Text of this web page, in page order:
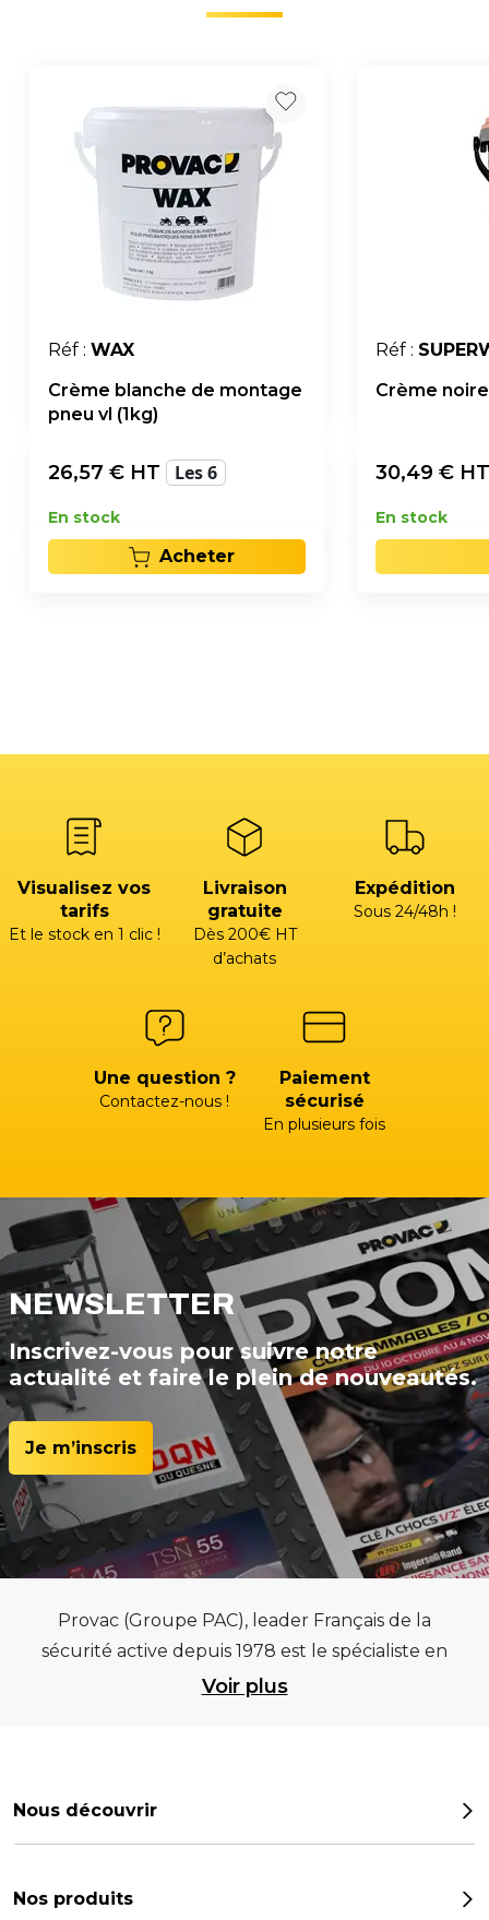
Réf : WAX
Crème blanche de montage
pneu vl (1kg)
26,57 € HT Les 6
En stock
Acheter
Réf :
Crème
30,49 €
En stock
Visualisez vos
tarifs
Et le stock en 1 clic !
Livraison
gratuite
Dès 200€ HT
d’achats
Expédition
Sous 24/48h !
Une question ?
Contactez-nous !
Paiement
sécurisé
En plusieurs fois
NEWSLETTER
Inscrivez-vous pour suivre notre
actualité et faire le plein de nouveautés.
Je m’inscris
Provac (Groupe PAC), leader Français de la
sécurité active depuis 1978 est le spécialiste en
équipements pour garages et centres
meilleurs équipements sur des critères de
Provac propose une large gamme
Voir plus
Nous découvrir
Les chiffres
Nos produits